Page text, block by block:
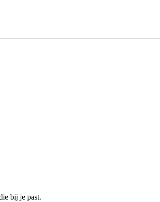
bij je past.